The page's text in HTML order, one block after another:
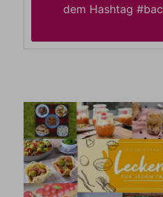
dem Hashtag